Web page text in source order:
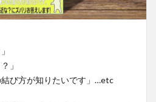
」
び方が知りたいです」…etc